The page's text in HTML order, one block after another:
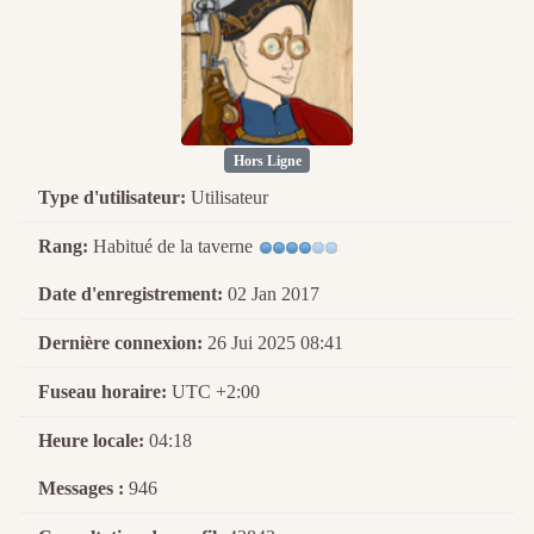
Hors Ligne
Type d'utilisateur: Utilisateur
Rang: Habitué de la taverne
Date d'enregistrement: 02 Jan 2017
Dernière connexion: 26 Jui 2025 08:41
Fuseau horaire: UTC +2:00
Heure locale: 04:18
Messages : 946